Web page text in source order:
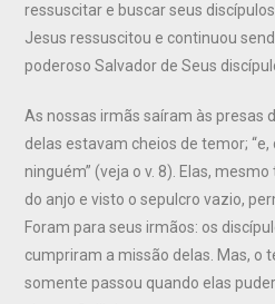
ressuscitar e buscar seus
Jesus ressuscitou e continuou
poderoso Salvador de Seus
As nossas irmãs saíram às presas
delas estavam cheios de temor;
ninguém” (veja o v. 8). Elas,
do anjo e visto o sepulcro vazio,
Foram para seus irmãos: os
cumpriram a missão delas. Mas, o
somente passou quando elas